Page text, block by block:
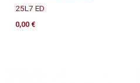
25L7 ED
0,00 €